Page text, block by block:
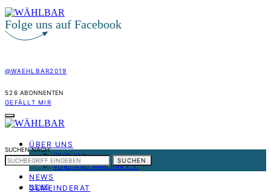
Folge uns auf Facebook
@WAEHLBAR2019
526 ABONNENTEN
GEFÄLLT MIR
ÜBER UNS
ÜBER UNS
VORSTAND WÄHLBAR E.V.
NEWS
GEMEINDERAT
SUCHEN NACH:
SUCHEN
NEWS